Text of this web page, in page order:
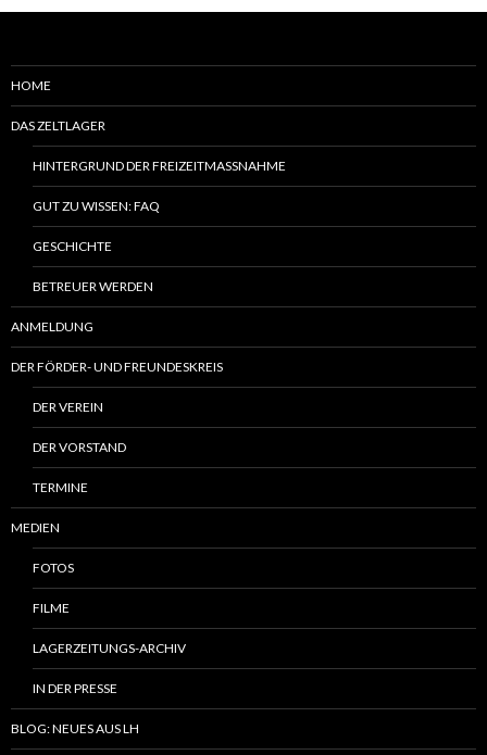
HOME
DAS ZELTLAGER
HINTERGRUND DER FREIZEITMASSNAHME
GUT ZU WISSEN: FAQ
GESCHICHTE
BETREUER WERDEN
ANMELDUNG
DER FÖRDER- UND FREUNDESKREIS
DER VEREIN
DER VORSTAND
TERMINE
MEDIEN
FOTOS
FILME
LAGERZEITUNGS-ARCHIV
IN DER PRESSE
BLOG: NEUES AUS LH